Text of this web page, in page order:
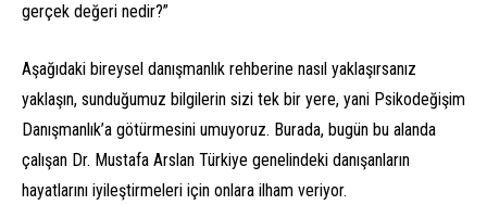
gerçek değeri nedir?”
Aşağıdaki bireysel danışmanlık rehberine nasıl yaklaşırsanız
yaklaşın, sunduğumuz bilgilerin sizi tek bir yere, yani Psikodeğişim
Danışmanlık’a götürmesini umuyoruz. Burada, bugün bu alanda
çalışan Dr. Mustafa Arslan Türkiye genelindeki danışanların
hayatlarını iyileştirmeleri için onlara ilham veriyor.